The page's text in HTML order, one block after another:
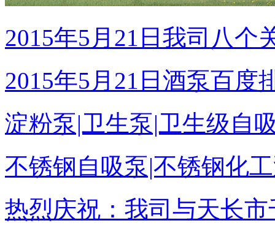
2015年5月21日我司八个
2015年5月21日酒泵百度
淀粉泵|卫生泵|卫生级自
不锈钢自吸泵|不锈钢化
热烈庆祝：我司与天长